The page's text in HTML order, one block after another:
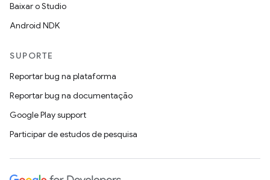
Baixar o Studio
Android NDK
SUPORTE
Reportar bug na plataforma
Reportar bug na documentação
Google Play support
Participar de estudos de pesquisa